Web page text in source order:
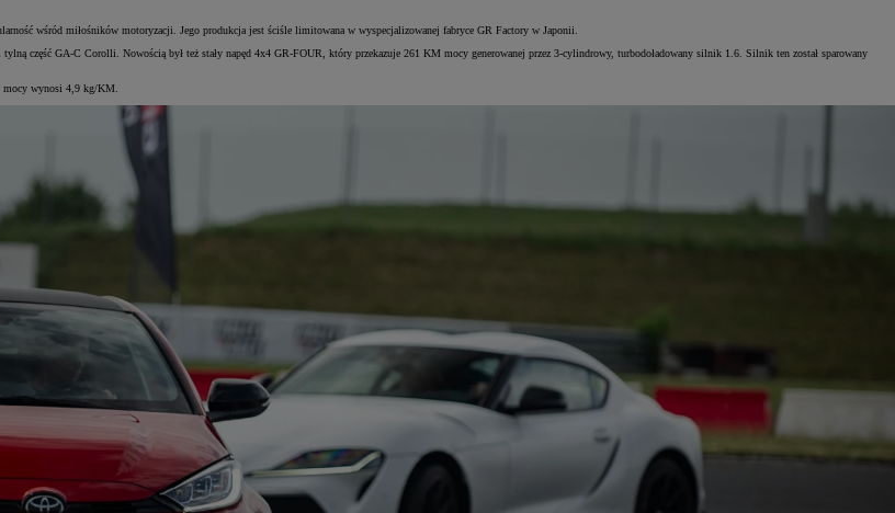
wśród miłośników motoryzacji. Jego produkcja jest ściśle limitowana w wyspecjalizowanej fabryce GR Factory w Japonii.
część GA-C Corolli. Nowością był też stały napęd 4x4 GR-FOUR, który przekazuje 261 KM mocy generowanej przez 3-cylindrowy, turbodoładowany silnik 1.6. Silnik ten został sparowany
mocy wynosi 4,9 kg/KM.